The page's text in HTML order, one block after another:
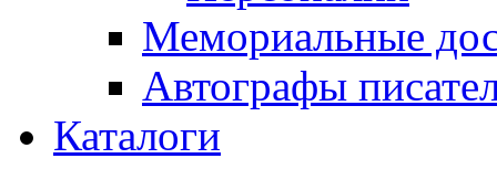
Мемориальные
Автографы
Каталоги